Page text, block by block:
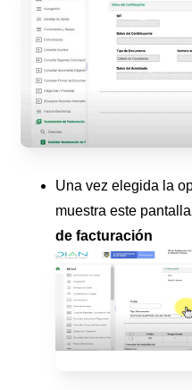
Una vez elegida la
muestra este
de facturación